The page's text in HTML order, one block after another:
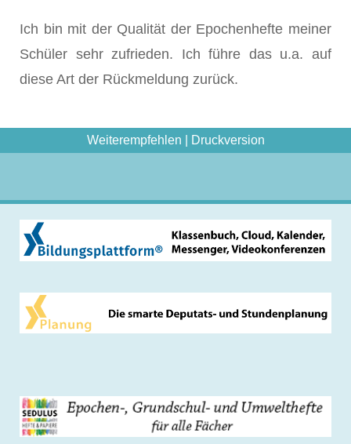
Ich bin mit der Qualität der Epochenhefte meiner
Schüler sehr zufrieden. Ich führe das u.a. auf
diese Art der Rückmeldung zurück.
Weiterempfehlen Druckversion